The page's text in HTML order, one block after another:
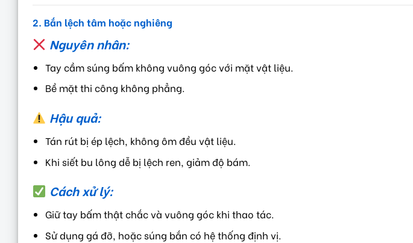
2. Bắn lệch tâm hoặc nghiêng
Nguyên nhân:
Tay cầm súng bấm không vuông góc với mặt vật liệu.
Bề mặt thi công không phẳng.
Hậu quả:
Tán rút bị ép lệch, không ôm đều vật liệu.
Khi siết bu lông dễ bị lệch ren, giảm độ bám.
Cách xử lý:
Giữ tay bấm thật chắc và vuông góc khi thao tác.
Sử dụng gá đỡ, hoặc súng bắn có hệ thống định vị.